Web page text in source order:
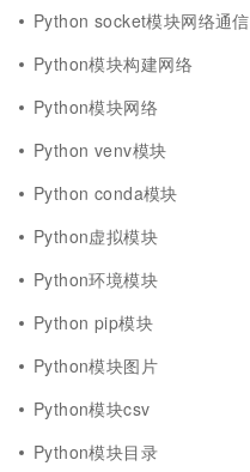
Python socket模块网络通信
Python模块构建网络
Python模块网络
Python venv模块
Python conda模块
Python虚拟模块
Python环境模块
Python pip模块
Python模块图片
Python模块csv
Python模块目录